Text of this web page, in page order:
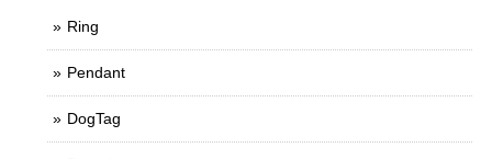
Ring
Pendant
DogTag